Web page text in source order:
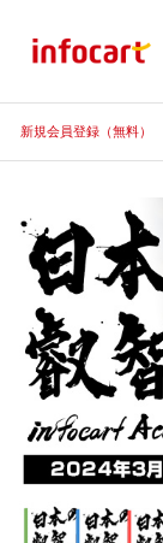
新規会員登録（無料）